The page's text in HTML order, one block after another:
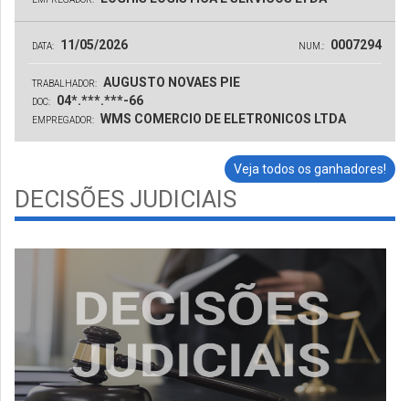
DATA: 11/05/2026 NUM.: 0007294
TRABALHADOR: AUGUSTO NOVAES PIE
DOC: 04*.***.***-66
EMPREGADOR: WMS COMERCIO DE ELETRONICOS LTDA
Veja todos os ganhadores!
DECISÕES JUDICIAIS